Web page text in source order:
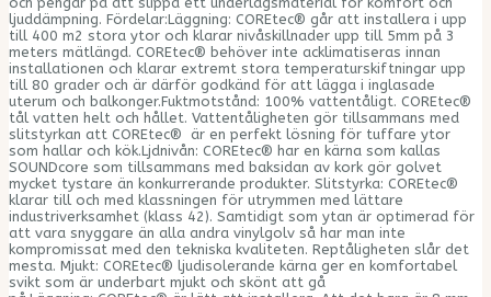
ljuddämpning. Fördelar:Läggning: COREtec® går att installera i upp
till 400 m2 stora ytor och klarar nivåskillnader upp till 5mm på 3
meters mätlängd. COREtec® behöver inte acklimatiseras innan
installationen och klarar extremt stora temperaturskiftningar upp
till 80 grader och är därför godkänd för att lägga i inglasade
uterum och balkonger.Fuktmotstånd: 100% vattentåligt. COREtec®
tål vatten helt och hållet. Vattentåligheten gör tillsammans med
slitstyrkan att COREtec® är en perfekt lösning för tuffare ytor
som hallar och kök.Ljdnivån: COREtec® har en kärna som kallas
SOUNDcore som tillsammans med baksidan av kork gör golvet
mycket tystare än konkurrerande produkter. Slitstyrka: COREtec®
klarar till och med klassningen för utrymmen med lättare
industriverksamhet (klass 42). Samtidigt som ytan är optimerad för
att vara snyggare än alla andra vinylgolv så har man inte
kompromissat med den tekniska kvaliteten. Reptåligheten slår det
mesta. Mjukt: COREtec® ljudisolerande kärna ger en komfortabel
svikt som är underbart mjukt och skönt att gå